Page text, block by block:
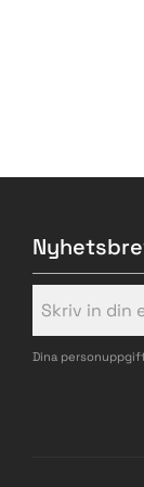
Dina